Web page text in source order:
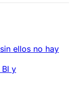
ellos no hay
BI y